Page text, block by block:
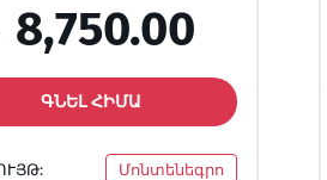
8,750.00
ԳՆԵԼ ՀԻՄԱ
Մոնտենեգրո